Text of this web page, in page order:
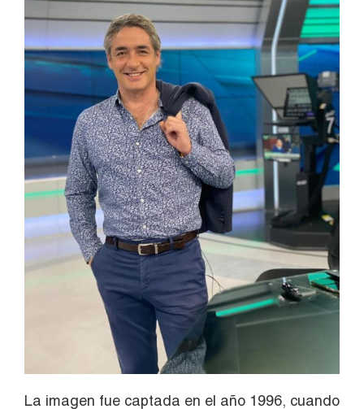
La imagen fue captada en el año 1996, cuando